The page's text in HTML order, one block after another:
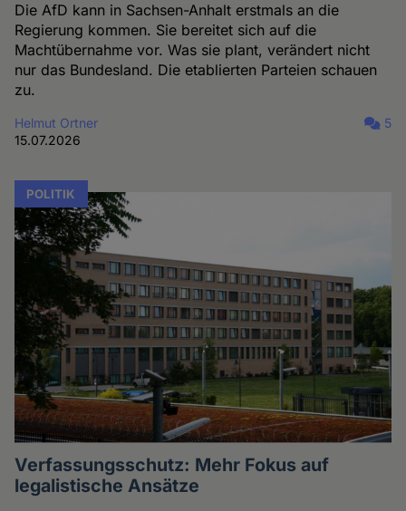
Die AfD kann in Sachsen-Anhalt erstmals an die
Regierung kommen. Sie bereitet sich auf die
Machtübernahme vor. Was sie plant, verändert nicht
nur das Bundesland. Die etablierten Parteien schauen
zu.
Helmut Ortner
15.07.2026
5
POLITIK
Verfassungsschutz: Mehr Fokus auf
legalistische Ansätze